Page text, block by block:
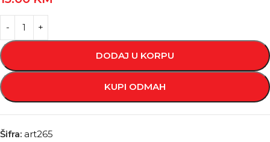
DODAJ U KORPU
KUPI ODMAH
Šifra: art265